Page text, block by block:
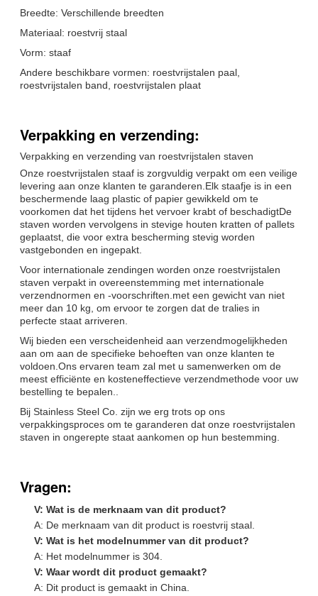
Breedte: Verschillende breedten
Materiaal: roestvrij staal
Vorm: staaf
Andere beschikbare vormen: roestvrijstalen paal,
roestvrijstalen band, roestvrijstalen plaat
Verpakking en verzending:
Verpakking en verzending van roestvrijstalen staven
Onze roestvrijstalen staaf is zorgvuldig verpakt om een veilige
levering aan onze klanten te garanderen.Elk staafje is in een
beschermende laag plastic of papier gewikkeld om te
voorkomen dat het tijdens het vervoer krabt of beschadigtDe
staven worden vervolgens in stevige houten kratten of pallets
geplaatst, die voor extra bescherming stevig worden
vastgebonden en ingepakt.
Voor internationale zendingen worden onze roestvrijstalen
staven verpakt in overeenstemming met internationale
verzendnormen en -voorschriften.met een gewicht van niet
meer dan 10 kg, om ervoor te zorgen dat de tralies in
perfecte staat arriveren.
Wij bieden een verscheidenheid aan verzendmogelijkheden
aan om aan de specifieke behoeften van onze klanten te
voldoen.Ons ervaren team zal met u samenwerken om de
meest efficiënte en kosteneffectieve verzendmethode voor uw
bestelling te bepalen..
Bij Stainless Steel Co. zijn we erg trots op ons
verpakkingsproces om te garanderen dat onze roestvrijstalen
staven in ongerepte staat aankomen op hun bestemming.
Vragen:
V: Wat is de merknaam van dit product?
A: De merknaam van dit product is roestvrij staal.
V: Wat is het modelnummer van dit product?
A: Het modelnummer is 304.
V: Waar wordt dit product gemaakt?
A: Dit product is gemaakt in China.